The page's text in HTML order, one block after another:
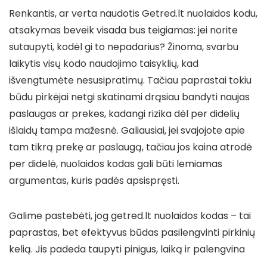
Renkantis, ar verta naudotis Getred.lt nuolaidos kodu,
atsakymas beveik visada bus teigiamas: jei norite
sutaupyti, kodėl gi to nepadarius? Žinoma, svarbu
laikytis visų kodo naudojimo taisyklių, kad
išvengtumėte nesusipratimų. Tačiau paprastai tokiu
būdu pirkėjai netgi skatinami drąsiau bandyti naujas
paslaugas ar prekes, kadangi rizika dėl per didelių
išlaidų tampa mažesnė. Galiausiai, jei svajojote apie
tam tikrą prekę ar paslaugą, tačiau jos kaina atrodė
per didelė, nuolaidos kodas gali būti lemiamas
argumentas, kuris padės apsispręsti.
Galime pastebėti, jog getred.lt nuolaidos kodas – tai
paprastas, bet efektyvus būdas pasilengvinti pirkinių
kelią. Jis padeda taupyti pinigus, laiką ir palengvina